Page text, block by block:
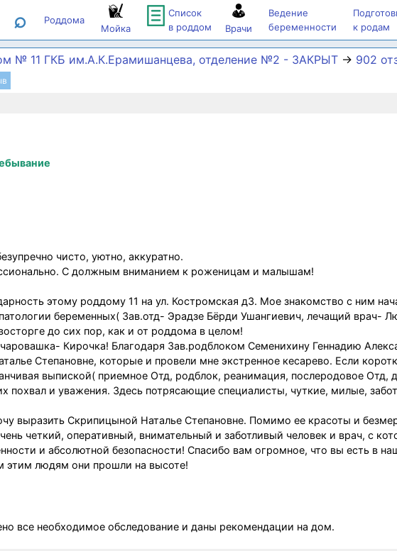
⌕ Роддома
Мойка
Список
в роддом
Врачи
Ведение
беременности
к родам
№ 11 ГКБ им.А.К.Ерамишанцева, отделение №2 - ЗАКРЫТ → 902
чисто, уютно, аккуратно.
С должным вниманием к роженицам и малышам!
этому роддому 11 на ул. Костромская д3. Мое знакомство с ним
беременных( Зав.отд- Эрадзе Бёрди Ушангиевич, лечащий врач-
до сих пор, как и от роддома в целом!
Кирочка! Благодаря Зав.родблоком Семенихину Геннадию
Степановне, которые и провели мне экстренное кесарево. Если
выпиской( приемное Отд, родблок, реанимация, послеродовое Отд,
похвал и уважения. Здесь потрясающие специалисты, чуткие, милые,
выразить Скрипицыной Наталье Степановне. Помимо ее красоты и
четкий, оперативный, внимательный и заботливый человек и врач, с
и абсолютной безопасности! Спасибо вам огромное, что вы есть в
этим людям они прошли на высоте!
все необходимое обследование и даны рекомендации на дом.